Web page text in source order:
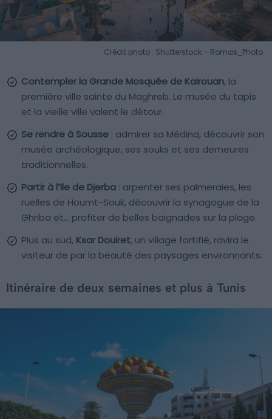
Crédit photo : Shutterstock – Romas_Photo
Contempler la Grande Mosquée de Kairouan, la
première ville sainte du Maghreb. Le musée du tapis
et la vieille ville valent le détour.
Se rendre à Sousse : admirer sa Médina, découvrir son
musée archéologique, ses souks et ses demeures
traditionnelles.
Partir à l’île de Djerba : arpenter ses palmeraies, les
ruelles de Houmt-Souk, découvrir la synagogue de la
Ghriba et… profiter de belles baignades sur la plage.
Plus au sud, Ksar Douiret, un village fortifié, ravira le
visiteur de par la beauté des paysages environnants.
Itinéraire de deux semaines et plus à Tunis